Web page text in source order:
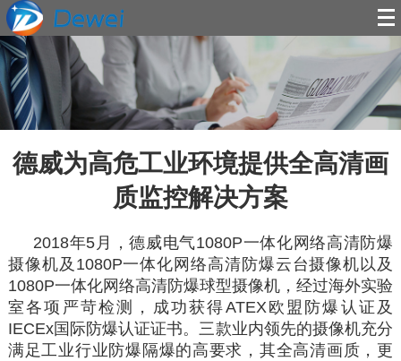
德威为高危工业环境提供全高清画
质监控解决方案
2018年5月，德威电气1080P一体化网络高清防爆
摄像机及1080P一体化网络高清防爆云台摄像机以及
1080P一体化网络高清防爆球型摄像机，经过海外实验
室各项严苛检测，成功获得ATEX欧盟防爆认证及
IECEx国际防爆认证证书。三款业内领先的摄像机充分
满足工业行业防爆隔爆的高要求，其全高清画质，更